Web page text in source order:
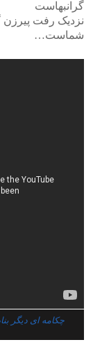
گرانبهاست
نزدیک رفت
شماست…
چکامه ای دیگر